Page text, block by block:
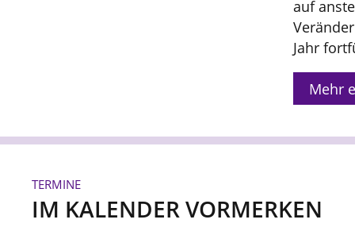
auf
Jahr
Mehr
TERMINE
IM KALENDER VORMERKEN